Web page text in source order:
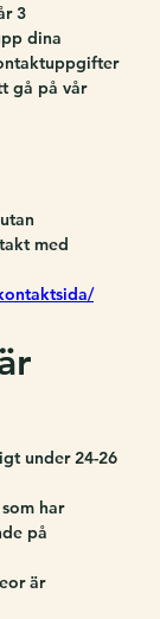
3
dina
gå på vår
med
under 24-26
som har
på
är